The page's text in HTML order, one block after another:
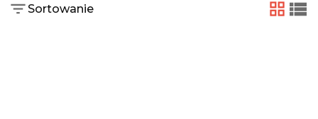
Sortowanie
tabela